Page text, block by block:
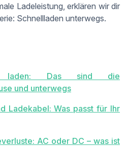
Ladeleistung, erklären wir dir
Schnellladen unterwegs.
laden: Das sind die
und unterwegs
Ladekabel: Was passt für Ihr
AC oder DC – was ist